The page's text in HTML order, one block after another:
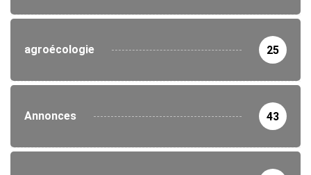
agroécologie 25
Annonces 43